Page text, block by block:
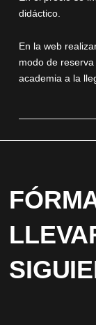
didáctico.
En la web
modo de
academia a la